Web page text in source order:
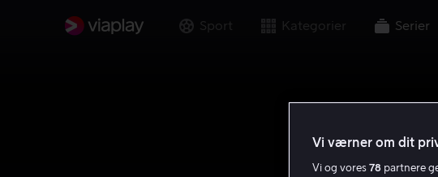
Sport Kategorier Serier
Vi værner om dit
Vi og vores 78 partnere